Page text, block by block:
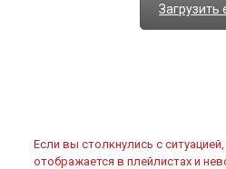
Загрузить
Если вы столкнулись с
отображается в плейлистах и